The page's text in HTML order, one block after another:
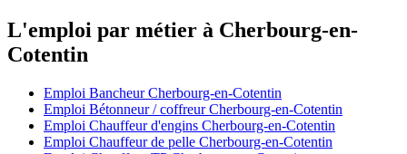
L'emploi par métier à Cherbourg-en-
Cotentin
Emploi Bancheur Cherbourg-en-Cotentin
Emploi Bétonneur / coffreur Cherbourg-en-Cotentin
Emploi Chauffeur d'engins Cherbourg-en-Cotentin
Emploi Chauffeur de pelle Cherbourg-en-Cotentin